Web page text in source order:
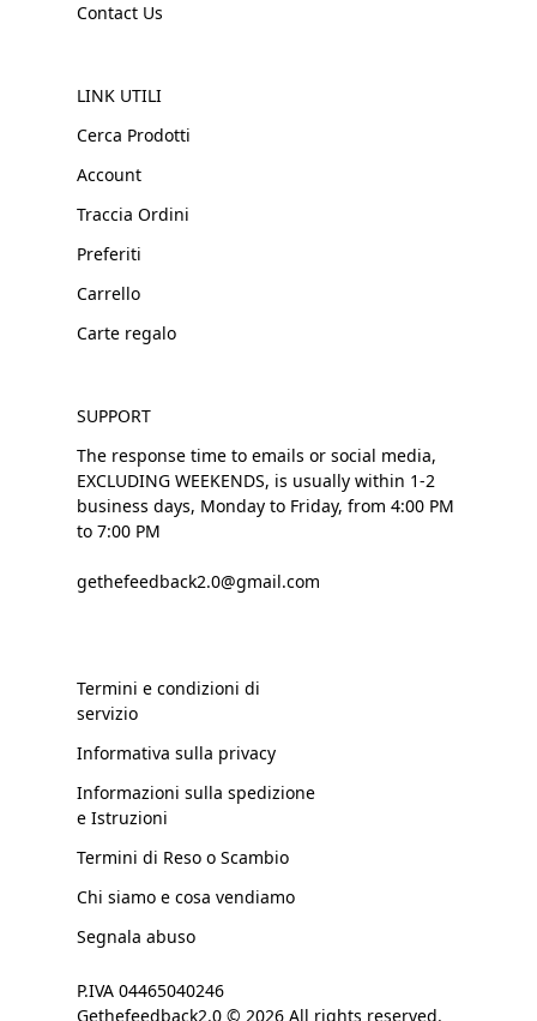
Contact Us
LINK UTILI
Cerca Prodotti
Account
Traccia Ordini
Preferiti
Carrello
Carte regalo
SUPPORT
The response time to emails or social media,
EXCLUDING WEEKENDS, is usually within 1-2
business days, Monday to Friday, from 4:00 PM
to 7:00 PM
gethefeedback2.0@gmail.com
Termini e condizioni di
servizio
Informativa sulla privacy
Informazioni sulla spedizione
e Istruzioni
Termini di Reso o Scambio
Chi siamo e cosa vendiamo
Segnala abuso
P.IVA 04465040246
Gethefeedback2.0 © 2026 All rights reserved.